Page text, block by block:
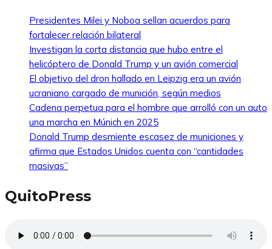
Presidentes Milei y Noboa sellan acuerdos para
fortalecer relación bilateral
Investigan la corta distancia que hubo entre el
helicóptero de Donald Trump y un avión comercial
El objetivo del dron hallado en Leipzig era un avión
ucraniano cargado de munición, según medios
Cadena perpetua para el hombre que arrolló con un auto
una marcha en Múnich en 2025
Donald Trump desmiente escasez de municiones y
afirma que Estados Unidos cuenta con “cantidades
masivas”
QuitoPress